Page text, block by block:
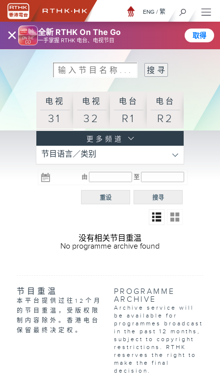
× 全新 RTHK On The Go
一手掌握 RTHK 电台、电视节目
取得
ENG / 繁
电视
31
电视
32
电台
R1
电台
R2
R3
电台 电台
R5
电台
普通
更多频道
节目语言／类别
由 至
搜寻
重设
没有相关节目重温
No programme archive found
节目重温
本平台提供过往12个月
的节目重温，受版权限
制内容除外。香港电台
保留最终决定权。
PROGRAMME
ARCHIVE
Archive service will
be available for
programmes broadcast
in the past 12 months,
subject to copyright
restrictions. RTHK
reserves the right to
make the final
decision.